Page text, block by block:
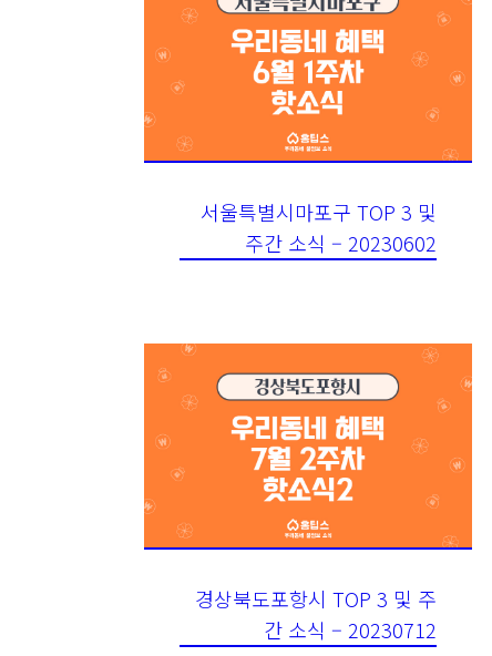
서울특별시마포구 TOP 3 및
주간 소식 – 20230602
경상북도포항시 TOP 3 및 주
간 소식 – 20230712